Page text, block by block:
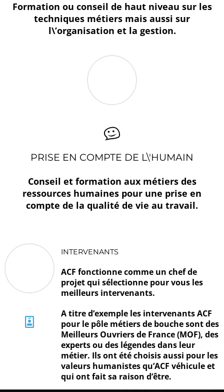
Formation ou conseil de haut niveau sur les
techniques métiers mais aussi sur
l\’organisation et la gestion.
PRISE EN COMPTE DE L\'HUMAIN
Conseil et formation aux métiers des
ressources humaines pour une prise en
compte de la qualité de vie au travail.
INTERVENANTS
ACF fonctionne comme un chef de
projet qui sélectionne pour vous les
meilleurs intervenants.
A titre d’exemple les intervenants ACF
pour le pôle métiers de bouche sont des
Meilleurs Ouvriers de France (MOF), des
experts ou des légendes dans leur
métier. Ils ont été choisis aussi pour les
valeurs humanistes qu’ACF véhicule et
qui ont fait sa raison d’être.